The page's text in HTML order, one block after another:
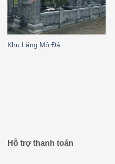
Khu Lăng Mộ Đá
Hỗ trợ thanh toán